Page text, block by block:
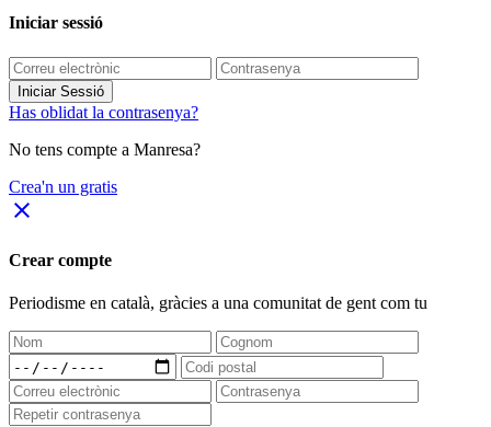
Iniciar sessió
Iniciar Sessió
Has oblidat la contrasenya?
No tens compte a Manresa?
Crea'n un gratis
close
Crear compte
Periodisme en català, gràcies a una comunitat de gent com tu